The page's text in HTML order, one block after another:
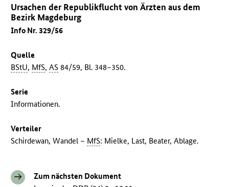
Ursachen der Republikflucht von Ärzten aus dem
Bezirk Magdeburg
Info Nr. 329/56
Quelle
BStU, MfS,AS 84/59, Bl. 348–350.
Serie
Informationen.
Verteiler
Schirdewan, Wandel – MfS: Mielke, Last, Beater, Ablage.
Zum nächsten Dokument